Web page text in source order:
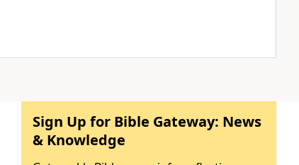
Sign Up for Bible Gateway: News
& Knowledge